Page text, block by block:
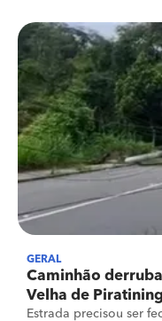
GERAL
Caminhão
Velha de
Estrada precisou ser